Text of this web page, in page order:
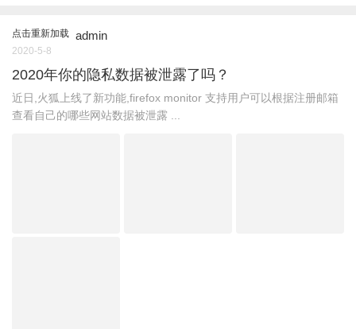
点击重新加载 admin
2020-5-8
2020年你的隐私数据被泄露了吗？
近日,火狐上线了新功能,firefox monitor 支持用户可以根据注册邮箱
查看自己的哪些网站数据被泄露 ...